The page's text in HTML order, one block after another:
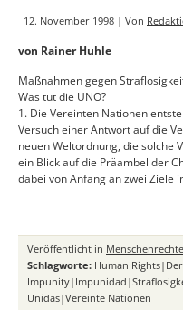
12. November 1998 | Von
von Rainer Huhle
Maßnahmen gegen
Was tut die UNO?
1. Die Vereinten Nationen
Versuch einer Antwort auf die
neuen Weltordnung, die solche
ein Blick auf die Präambel der
dabei von Anfang an zwei Ziele
Veröffentlicht in
Schlagworte: Human
Unidas|Vereinte Nationen